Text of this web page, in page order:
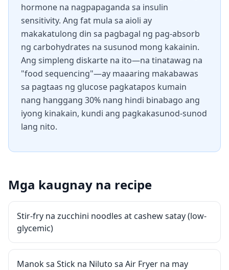
hormone na nagpapaganda sa insulin
sensitivity. Ang fat mula sa aioli ay
makakatulong din sa pagbagal ng pag-absorb
ng carbohydrates na susunod mong kakainin.
Ang simpleng diskarte na ito—na tinatawag na
"food sequencing"—ay maaaring makabawas
sa pagtaas ng glucose pagkatapos kumain
nang hanggang 30% nang hindi binabago ang
iyong kinakain, kundi ang pagkakasunod-sunod
lang nito.
Mga kaugnay na recipe
Stir-fry na zucchini noodles at cashew satay (low-
glycemic)
Manok sa Stick na Niluto sa Air Fryer na may